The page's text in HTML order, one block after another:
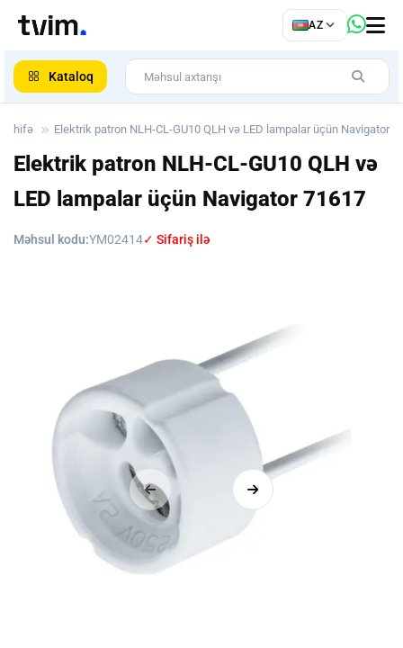
AZ
Kataloq
Elektrik patron NLH-CL-GU10 QLH və LED lampalar üçün Navigator
Elektrik patron NLH-CL-GU10 QLH və
LED lampalar üçün Navigator 71617
Məhsul kodu:YM02414✓ Sifariş ilə